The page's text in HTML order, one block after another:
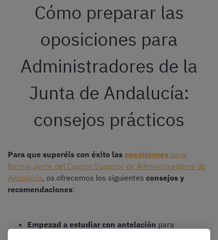
Cómo preparar las
oposiciones para
Administradores de la
Junta de Andalucía:
consejos prácticos
Para que superéis con éxito las oposiciones para
formar parte del Cuerpo Superior de Administradores de
Andalucía, os ofrecemos los siguientes consejos y
recomendaciones:
Empezad a estudiar con antelación para